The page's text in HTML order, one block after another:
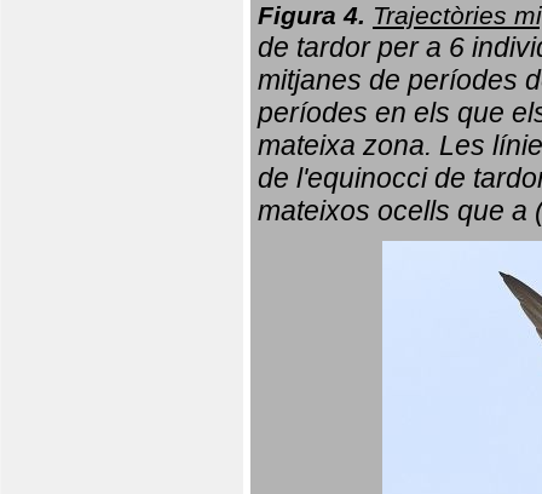
Figura 4. Trajectòries
de tardor per a 6
mitjanes de períodes
períodes en els que
mateixa zona. Les
de l'equinocci de
mateixos ocells que a